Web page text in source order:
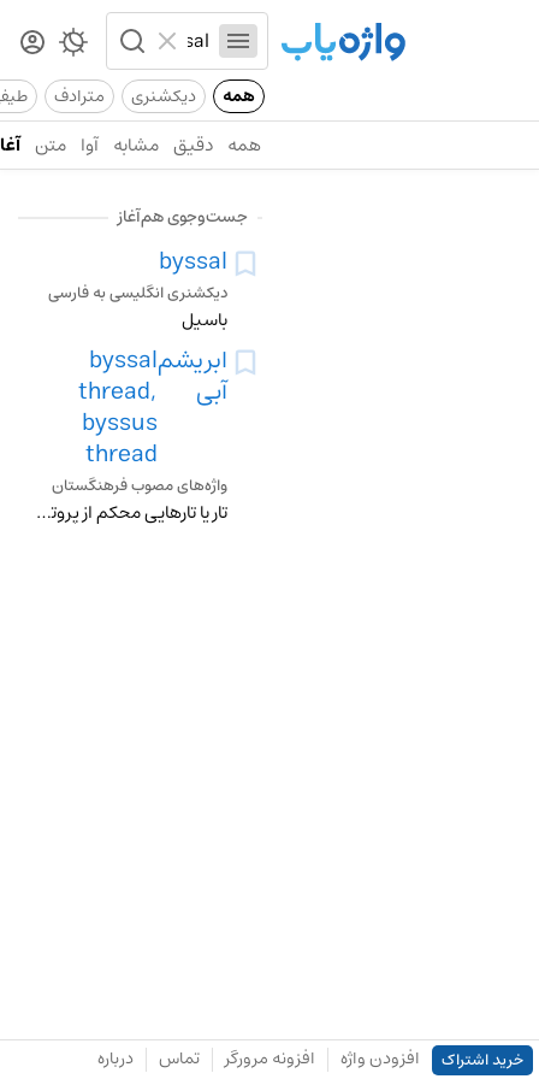
همه دیکشنری مترادف
همه دقیق مشابه آوا متن
جست‌وجوی هم‌آغاز
byssal
دیکشنری انگلیسی به فارسی
باسیل
ابریشم
آبی
byssal
thread,
byssus
thread
واژه‌های مصوب فرهنگستان
تار یا تارهایی محکم از پروتئین مایع که برخی از نرم‌تنان برای چسباندن خود به بستر تولید می‌کنند
خرید اشتراک افزودن واژه افزونه مرورگر تماس درباره